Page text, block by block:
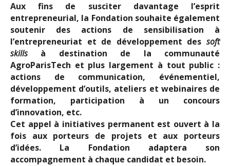
Aux fins de susciter davantage l’esprit
entrepreneurial, la Fondation souhaite également
soutenir des actions de sensibilisation à
l’entrepreneuriat et de développement des soft
skillsà destination de la communauté
AgroParisTech et plus largement à tout public :
actions de communication, événementiel,
développement d’outils, ateliers et webinaires de
formation, participation à un concours
d’innovation, etc.
Cet appel à initiatives permanent est ouvert à la
fois aux porteurs de projets et aux porteurs
d’idées. La Fondation adaptera son
accompagnement à chaque candidat et besoin.